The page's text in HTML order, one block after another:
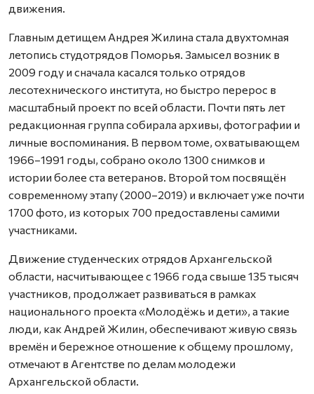
движения.
Главным детищем Андрея Жилина стала двухтомная
летопись студотрядов Поморья. Замысел возник в
2009 году и сначала касался только отрядов
лесотехнического института, но быстро перерос в
масштабный проект по всей области. Почти пять лет
редакционная группа собирала архивы, фотографии и
личные воспоминания. В первом томе, охватывающем
1966–1991 годы, собрано около 1300 снимков и
истории более ста ветеранов. Второй том посвящён
современному этапу (2000–2019) и включает уже почти
1700 фото, из которых 700 предоставлены самими
участниками.
Движение студенческих отрядов Архангельской
области, насчитывающее с 1966 года свыше 135 тысяч
участников, продолжает развиваться в рамках
национального проекта «Молодёжь и дети», а такие
люди, как Андрей Жилин, обеспечивают живую связь
времён и бережное отношение к общему прошлому,
отмечают в Агентстве по делам молодежи
Архангельской области.